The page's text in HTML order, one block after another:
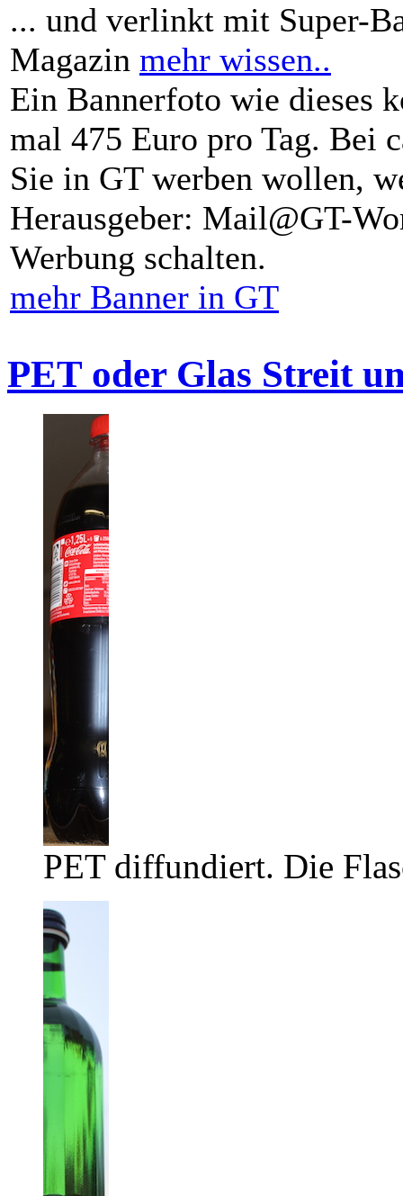
... und verlinkt mit Super-
Magazin mehr wissen..
Ein Bannerfoto wie dieses
mal 475 Euro pro Tag. Bei
Sie in GT werben wollen,
Herausgeber: Mail@GT-
Werbung schalten.
mehr Banner in GT
PET oder Glas Streit
PET diffundiert. Die